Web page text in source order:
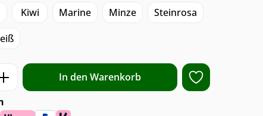
Kiwi Marine Minze
Steinrosa
den gewünschten Wert ein oder
In den Warenkorb